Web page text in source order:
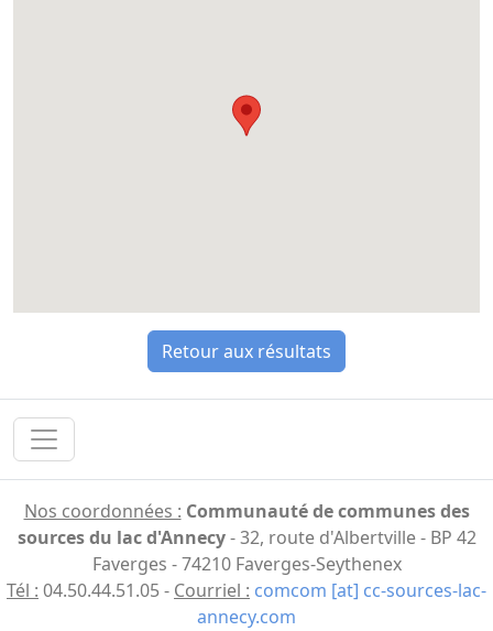
Retour aux résultats
Nos coordonnées : Communauté de communes des
sources du lac d'Annecy- 32, route d'Albertville - BP 42
Faverges - 74210 Faverges-Seythenex
Tél : 04.50.44.51.05 - Courriel : comcom [at] cc-sources-lac-
annecy.com